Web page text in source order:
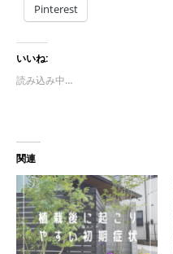
Pinterest
いいね:
読み込み中…
関連